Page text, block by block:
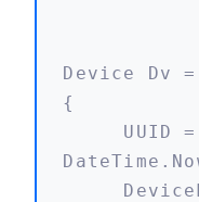
Device Dv
{
UUID =